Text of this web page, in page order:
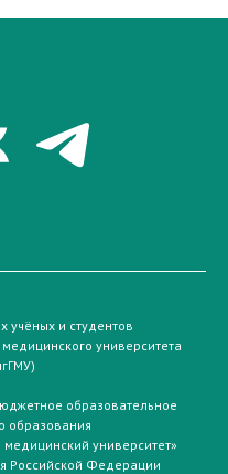
учёных и студентов
университета
образовательное
образования
университет»
Российской Федерации